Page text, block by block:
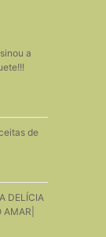
a
de
DELÍCIA
AMAR|